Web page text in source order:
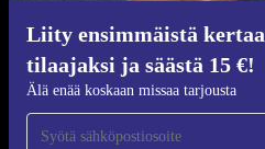
Liity ensimmäistä
tilaajaksi ja säästä 15 €!
Älä enää koskaan missaa tarjousta
Laatu
Tietoa